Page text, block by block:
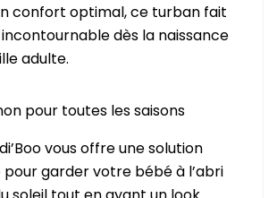
confort optimal, ce turban fait
dès la naissance
adulte.
pour toutes les saisons
vous offre une solution
garder votre bébé à l’abri